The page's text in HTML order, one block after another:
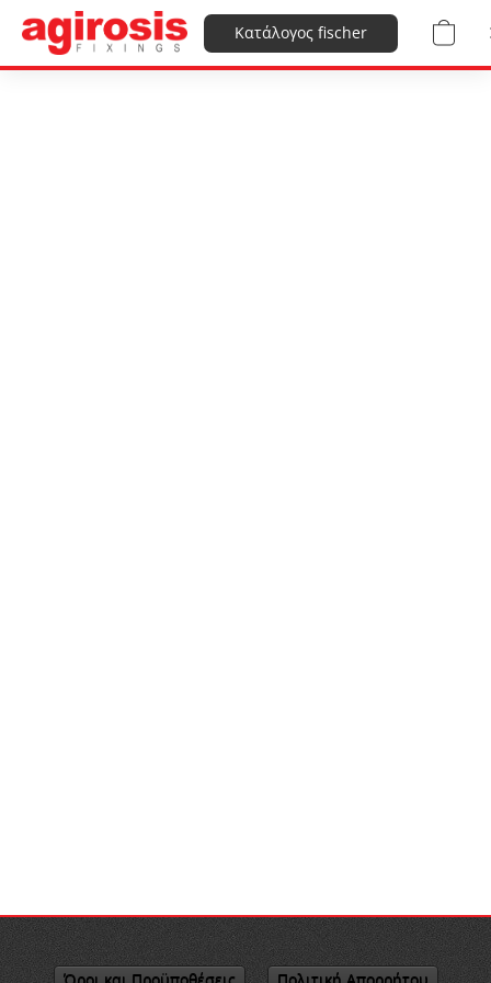
Κατάλογος fischer